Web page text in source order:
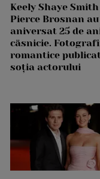
Keely Shaye
Pierce Brosnan au
aniversat 25 de
căsnicie.
romantice
soția actorului